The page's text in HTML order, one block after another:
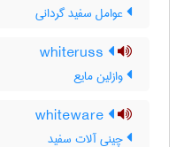
عوامل سفید گردانی
وازلین مایع
چینی آلات سفید